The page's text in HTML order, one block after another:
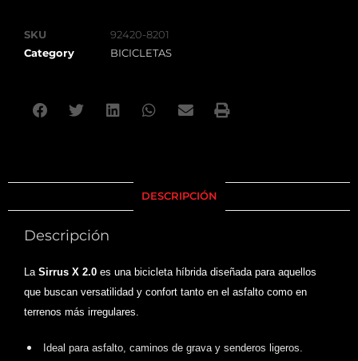
SKU
92420-8201
Category
BICICLETAS
DESCRIPCIÓN
Descripción
La Sirrus X 2.0 es una bicicleta híbrida diseñada para aquellos
que buscan versatilidad y confort tanto en el asfalto como en
terrenos más irregulares.
Ideal para asfalto, caminos de grava y senderos ligeros.